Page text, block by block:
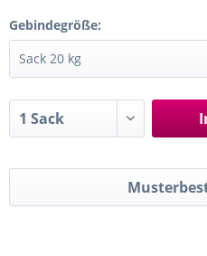
Gebindegröße: